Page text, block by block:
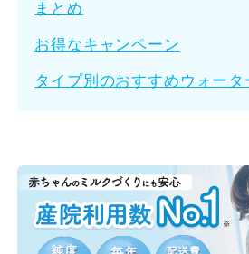
まとめ
お得なキャンペーン
タイプ別のおすすめウォータ